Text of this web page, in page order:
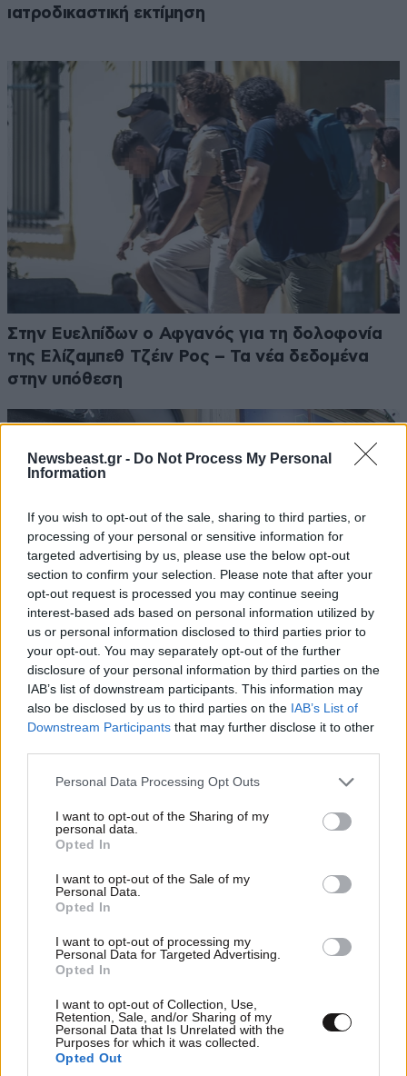
Newsbeast.gr - Do Not Process My Personal
Information
If you wish to opt-out of the sale, sharing to third parties, or
processing of your personal or sensitive information for
targeted advertising by us, please use the below opt-out
section to confirm your selection. Please note that after your
opt-out request is processed you may continue seeing
interest-based ads based on personal information utilized by
us or personal information disclosed to third parties prior to
your opt-out. You may separately opt-out of the further
disclosure of your personal information by third parties on the
IAB’s list of downstream participants. This information may
also be disclosed by us to third parties on the IAB’s List of
Downstream Participants that may further disclose it to other
Please note that this website/app uses one or more Google
not limited to your visit or usage behaviour. You may click to
grant or deny consent to Google and its third-party tags to
use your data for below specified purposes in below Google
consent section.
Personal Data Processing Opt Outs
I want to opt-out of the Sharing of my
personal data.
Opted In
I want to opt-out of the Sale of my
Personal Data.
Opted In
I want to opt-out of processing my
Personal Data for Targeted Advertising.
Opted In
I want to opt-out of Collection, Use,
Retention, Sale, and/or Sharing of my
Personal Data that Is Unrelated with the
Purposes for which it was collected.
Opted Out
ιατροδικαστική εκτίμηση
Στην Ευελπίδων ο Αφγανός για τη δολοφονία
της Ελίζαμπεθ Τζέιν Ρος – Τα νέα δεδομένα
στην υπόθεση
Υπόθεση Marfin: Σήμερα στην Ελλάδα, αύριο σε
εισαγγελέα και ανακριτή η 46χρονη – Σε
Μαλανδρίνο και Ναύπλιο οι άλλοι δύο
κατηγορούμενοι
και μάθετε πρώτοι όλες τις ειδήσεις